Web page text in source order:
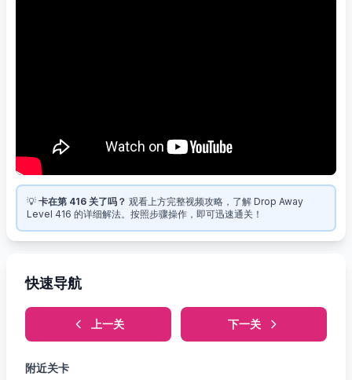
💡 卡在第 416 关了吗？ 观看上方完整视频攻略，了解 Drop Away
Level 416 的详细解法。按照步骤操作，即可迅速通关！
快速导航
上一关 下一关
附近关卡